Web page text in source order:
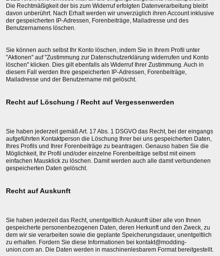
Die Rechtmäßigkeit der bis zum Widerruf erfolgten Datenverarbeitung bleibt
davon unberührt. Nach Erhalt werden wir unverzüglich ihren Account inklusive
der gespeicherten IP-Adressen, Forenbeiträge, Mailadresse und des
Benutzernamens löschen.
Sie können auch selbst Ihr Konto löschen, indem Sie in Ihrem Profil unter
"Aktionen" auf "Zustimmung zur Datenschutzerklärung widerrufen und Konto
löschen" klicken. Dies gilt ebenfalls als Widerruf Ihrer Zustimmung. Auch in
diesem Fall werden Ihre gespeicherten IP-Adressen, Forenbeiträge,
Mailadresse und der Benutzername mit gelöscht.
Recht auf Löschung / Recht auf Vergessenwerden
Sie haben jederzeit gemäß Art. 17 Abs. 1 DSGVO das Recht, bei der eingangs
aufgeführten Kontaktperson die Löschung Ihrer bei uns gespeicherten Daten,
Ihres Profils und Ihrer Forenbeiträge zu beantragen. Genauso haben Sie die
Möglichkeit, Ihr Profil und/oder einzelne Forenbeiträge selbst mit einem
einfachen Mausklick zu löschen. Damit werden auch alle damit verbundenen
gespeicherten Daten gelöscht.
Recht auf Auskunft
Sie haben jederzeit das Recht, unentgeltlich Auskunft über alle von Ihnen
gespeicherte personenbezogenen Daten, deren Herkunft und den Zweck, zu
dem wir sie verarbeiten sowie die geplante Speicherungsdauer, unentgeltlich
zu erhalten. Fordern Sie diese Informationen bei kontakt@modding-
union.com an. Die Daten werden in maschinenlesbarem Format bereitgestellt.